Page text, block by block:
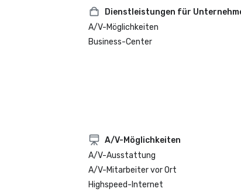
Dienstleistungen für
A/V-Möglichkeiten
Business-Center
A/V-Möglichkeiten
A/V-Ausstattung
A/V-Mitarbeiter vor Ort
Highspeed-Internet